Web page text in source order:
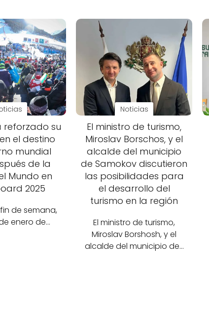
reforzado su
el destino
mundial
de la
Mundo en
2025
de semana,
de enero de…
Noticias
El ministro de turismo,
Miroslav Borschos, y el
alcalde del municipio
de Samokov discutieron
las posibilidades para
el desarrollo del
turismo en la región
El ministro de turismo,
Miroslav Borshosh, y el
alcalde del municipio de…